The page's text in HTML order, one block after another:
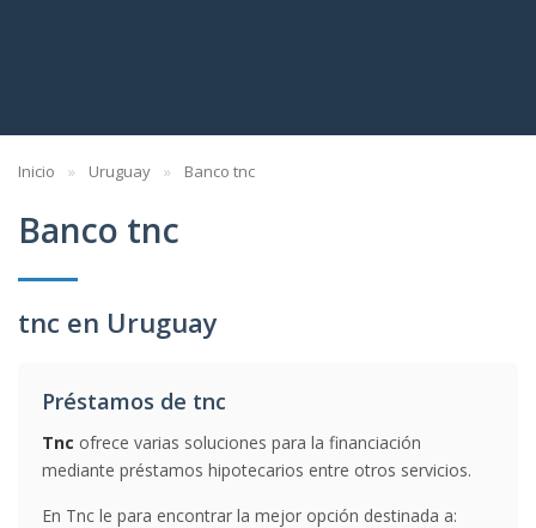
Inicio Uruguay Banco tnc
Banco tnc
tnc en Uruguay
Préstamos de tnc
Tnc ofrece varias soluciones para la financiación
mediante préstamos hipotecarios entre otros servicios.
En Tnc le para encontrar la mejor opción destinada a: